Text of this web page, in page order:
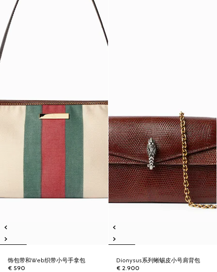
饰包带和Web织带小号手拿包
€ 590
Dionysus系列蜥蜴皮小号肩背包
€ 2.900